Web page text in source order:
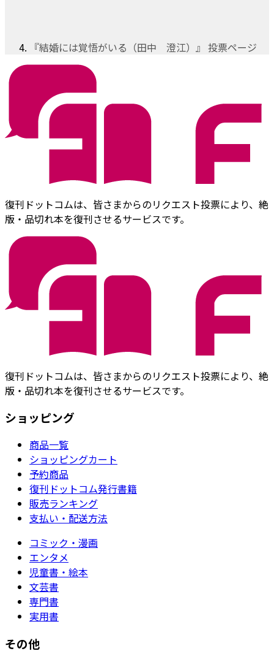
『結婚には覚悟がいる（田中 澄江）』 投票ページ
復刊ドットコムは、皆さまからのリクエスト投票により、絶
版・品切れ本を復刊させるサービスです。
復刊ドットコムは、皆さまからのリクエスト投票により、絶
版・品切れ本を復刊させるサービスです。
ショッピング
商品一覧
ショッピングカート
予約商品
復刊ドットコム発行書籍
販売ランキング
支払い・配送方法
コミック・漫画
エンタメ
児童書・絵本
文芸書
専門書
実用書
その他